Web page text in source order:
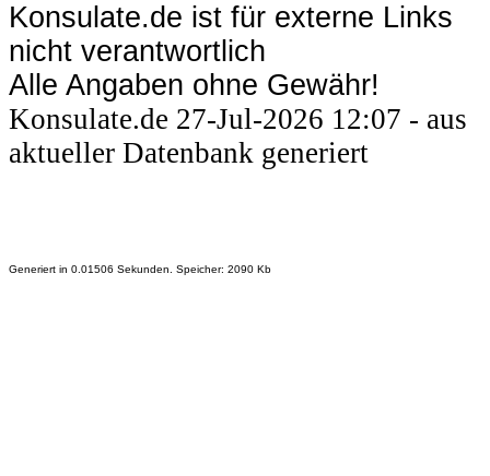
Konsulate.de ist für externe Links
nicht verantwortlich
Alle Angaben ohne Gewähr!
Konsulate.de 27-Jul-2026 12:07 - aus
aktueller Datenbank generiert
Generiert in 0.01506 Sekunden. Speicher: 2090 Kb